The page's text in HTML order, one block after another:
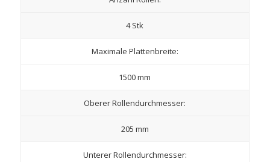
4 Stk
Maximale Plattenbreite:
1500 mm
Oberer Rollendurchmesser:
205 mm
Unterer Rollendurchmesser: